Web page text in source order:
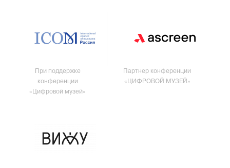
При поддержке
конференции
«Цифровой музей»
Партнер конференции
«ЦИФРОВОЙ МУЗЕЙ»